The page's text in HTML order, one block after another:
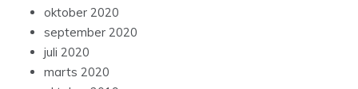
oktober 2020
september 2020
juli 2020
marts 2020